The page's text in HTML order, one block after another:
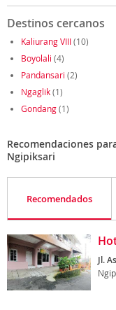
Destinos cercanos
Kaliurang VIII(10)
Boyolali (4)
Pandansari (2)
Ngaglik(1)
Gondang(1)
Recomendaciones
Ngipiksari
Recomendados
Jl.